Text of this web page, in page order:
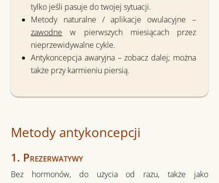
tylko jeśli pasuje do twojej sytuacji.
Metody naturalne / aplikacje owulacyjne –
zawodne w pierwszych miesiącach przez
nieprzewidywalne cykle.
Antykoncepcja awaryjna – zobacz dalej; można
także przy karmieniu piersią.
Metody antykoncepcji
1. Prezerwatywy
Bez hormonów, do użycia od razu, także jako